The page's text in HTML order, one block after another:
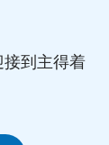
次来了没
事，凡是人
出来，这样
身的意义与
到主得着